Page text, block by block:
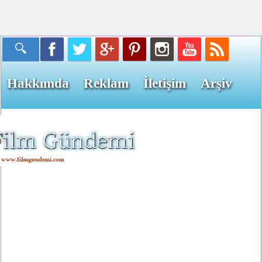
Hakkımda Reklam İletişim Arşiv